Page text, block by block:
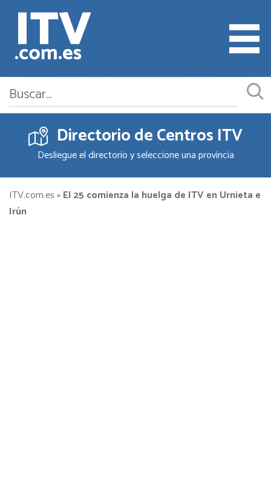
Cita ITV
Cambiar o Anular Cita
Empresas ITV
Directorio de Centros ITV
Desliegue el directorio y seleccione una provincia
ITV.com.es»El 25 comienza la huelga de ITV en Urnieta e
Irún